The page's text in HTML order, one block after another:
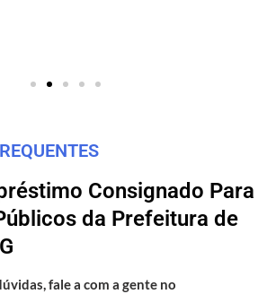
Consignado Para
da Prefeitura de
fale a com a gente no